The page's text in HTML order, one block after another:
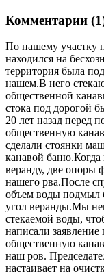
Комментарии
По нашему участку
находился на
территория была
нашем.В него
общественной
стока под дорогой
20 лет назад перед
общественную
сделали стоянки
канавой баню.Когда
веранду, две опоры
нашего рва.После
объем воды подмыл
угол веранды.Мы
стекаемой воды,
написали
общественную
наш ров.
настаивает на